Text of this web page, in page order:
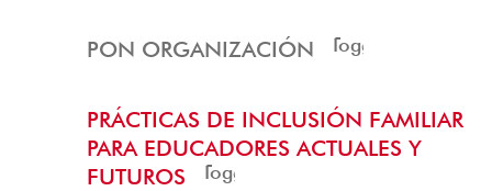
PON ORGANIZACIÓN
Toggle
PRÁCTICAS DE INCLUSIÓN FAMILIAR
PARA EDUCADORES ACTUALES Y
FUTUROS
Toggle